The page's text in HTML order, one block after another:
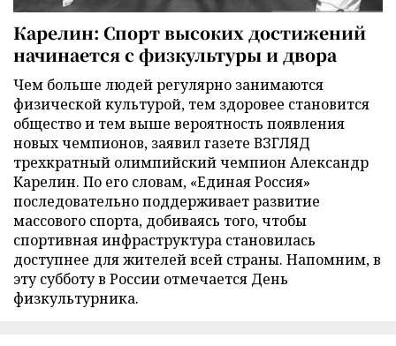
Карелин: Спорт высоких достижений
начинается с физкультуры и двора
Чем больше людей регулярно занимаются
физической культурой, тем здоровее становится
общество и тем выше вероятность появления
новых чемпионов, заявил газете ВЗГЛЯД
трехкратный олимпийский чемпион Александр
Карелин. По его словам, «Единая Россия»
последовательно поддерживает развитие
массового спорта, добиваясь того, чтобы
спортивная инфраструктура становилась
доступнее для жителей всей страны. Напомним, в
эту субботу в России отмечается День
физкультурника.